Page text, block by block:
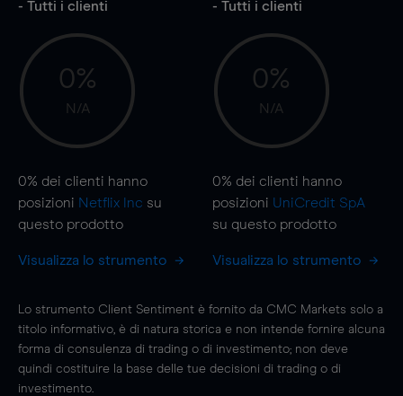
- Tutti i clienti
0%
N/A
0% dei clienti hanno
posizioni Netflix Inc su
questo prodotto
Visualizza lo strumento
- Tutti i clienti
0%
N/A
0% dei clienti hanno
posizioni UniCredit SpA
su questo prodotto
Visualizza lo strumento
Lo strumento Client Sentiment è fornito da CMC Markets solo a
titolo informativo, è di natura storica e non intende fornire alcuna
forma di consulenza di trading o di investimento; non deve
quindi costituire la base delle tue decisioni di trading o di
investimento.